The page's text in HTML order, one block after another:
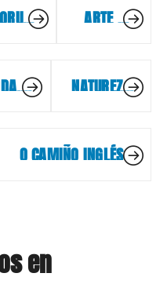
3 DÍAS
ARTE E
CULTURA
E
NATUREZA
E DEPORTE
O CAMIÑO INGLÉS
en